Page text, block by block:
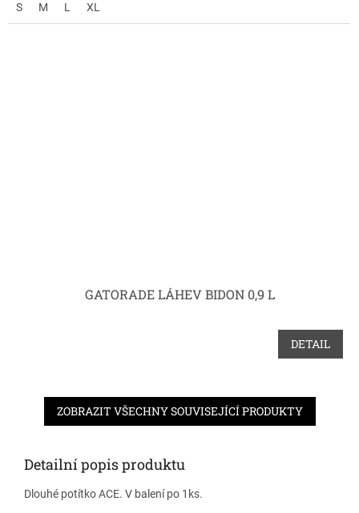
S M L XL
GATORADE LÁHEV BIDON 0,9 L
DETAIL
ZOBRAZIT VŠECHNY SOUVISEJÍCÍ PRODUKTY
Detailní popis produktu
Dlouhé potítko ACE. V balení po 1ks.